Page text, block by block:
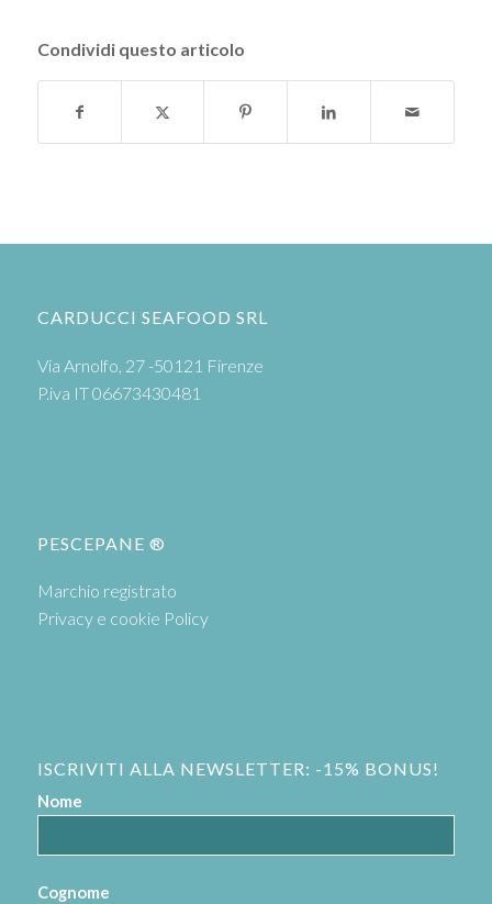
Condividi questo articolo
CARDUCCI SEAFOOD SRL
Via Arnolfo, 27 -50121 Firenze
P.iva IT 06673430481
PESCEPANE ®
Marchio registrato
Privacy e cookie Policy
ISCRIVITI ALLA NEWSLETTER: -15% BONUS!
Nome
Cognome